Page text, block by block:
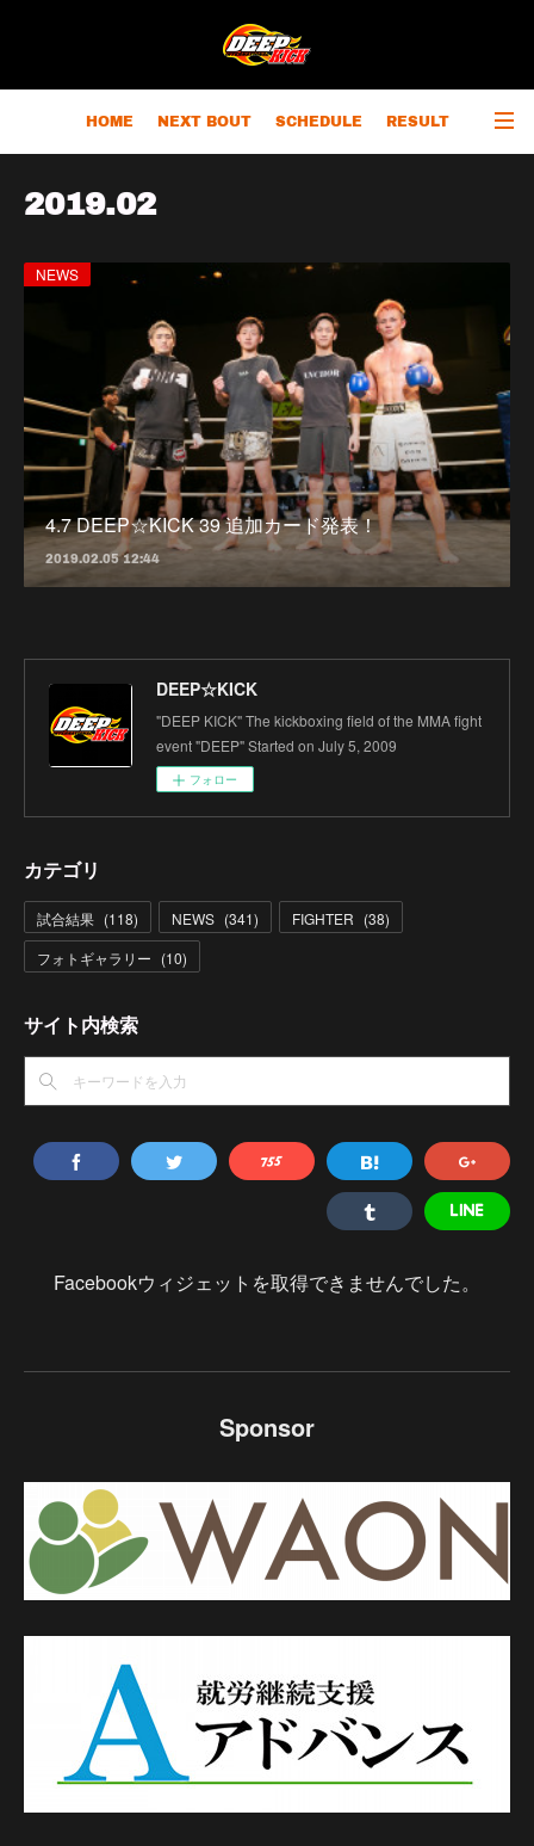
HOME NEXT BOUT SCHEDULE RESULT
2019.02
NEWS
4.7 DEEP☆KICK 39 追加カード発表！
2019.02.05 12:44
DEEP☆KICK
"DEEP KICK" The kickboxing field of the MMA fight
event "DEEP" Started on July 5, 2009
フォロー
カテゴリ
試合結果 (118) NEWS (341) FIGHTER (38)
フォトギャラリー (10)
サイト内検索
Facebookウィジェットを取得できませんでした。
Sponsor